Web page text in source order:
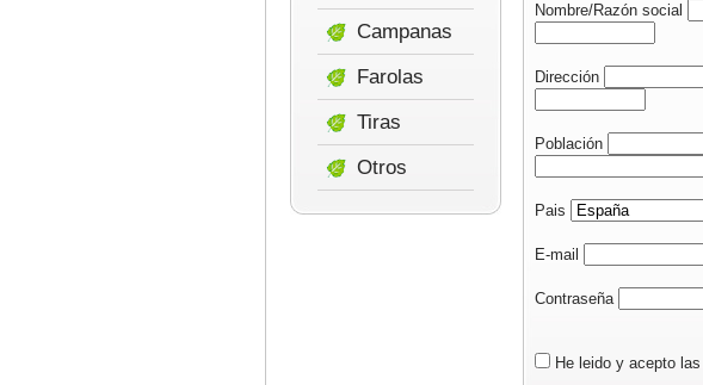
Nombre/Razón social
Dirección
Población
Pais
E-mail
Contraseña
He leido y acepto las
Campanas
Farolas
Tiras
Otros